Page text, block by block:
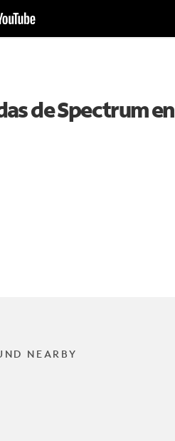
de Spectrum en
NEARBY